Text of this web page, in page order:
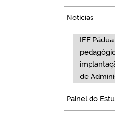
Notícias
IFF
de
Painel do